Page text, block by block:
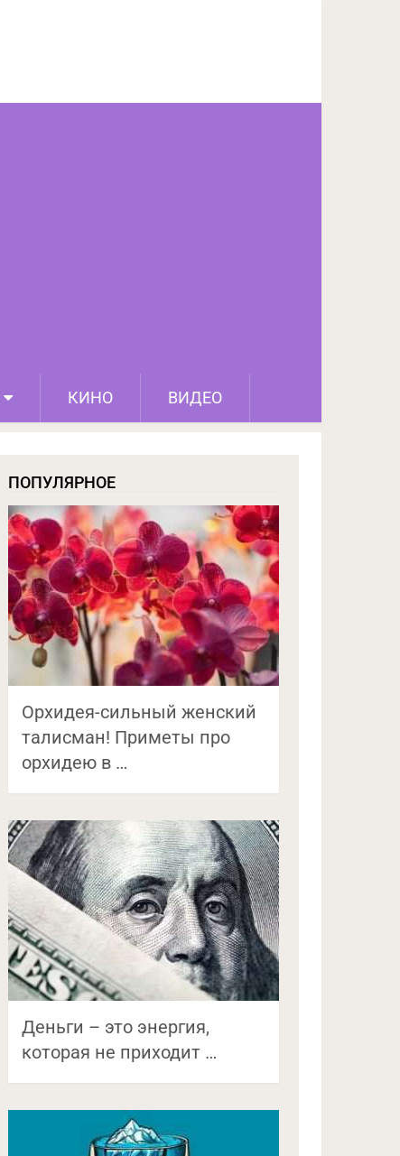
КИНО ВИДЕО
ПОПУЛЯРНОЕ
Орхидея-сильный женский
талисман! Приметы про
орхидею в …
Деньги – это энергия,
которая не приходит …